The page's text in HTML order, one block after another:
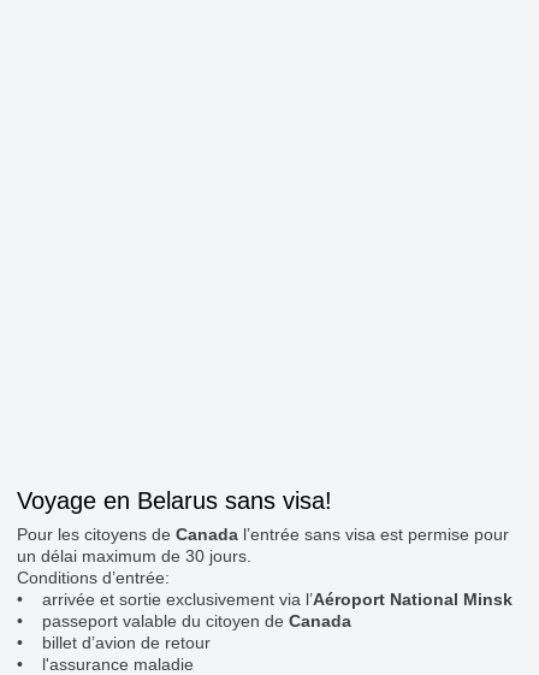
Voyage en Belarus sans visa!
Pour les citoyens de Canada l’entrée sans visa est permise pour
un délai maximum de 30 jours.
Conditions d’entrée:
• arrivée et sortie exclusivement via l’Aéroport National Minsk
• passeport valable du citoyen de Canada
• billet d’avion de retour
• l'assurance maladie